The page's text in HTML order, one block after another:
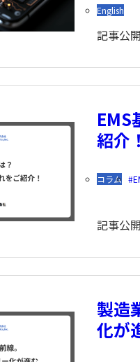
English
記事公
EMS
紹介！
コラム
記事公
製造
化が